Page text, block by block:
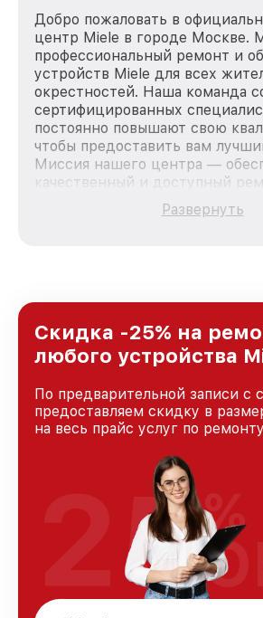
Добро пожаловать в
центр Miele в городе Москве.
профессиональный ремонт и
устройств Miele для всех
окрестностей. Наша команда
сертифицированных
постоянно повышают свою
чтобы предоставить вам
Миссия нашего центра —
качественный и доступный
каждого пользователя
зависимости от сложности
и лояльности наших клиентов.
Развернуть
Скидка -25% на
любого устройства
По предварительной записи с
предоставляем скидку в
на весь прайс услуг по ремонту
25%